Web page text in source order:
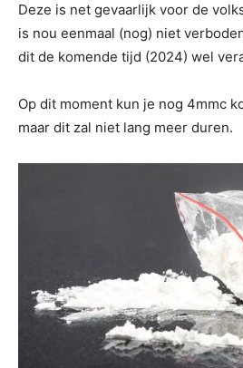
Deze is net gevaarlijk voor de
is nou eenmaal (nog) niet
dit de komende tijd (2024) wel
Op dit moment kun je nog 4mmc
maar dit zal niet lang meer duren.